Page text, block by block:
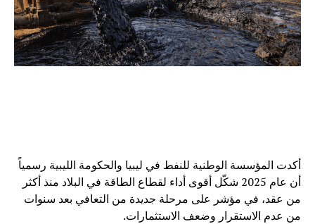
أكدت المؤسسة الوطنية للنفط في ليبيا والحكومة الليبية رسمياً
أن عام 2025 شكّل أقوى أداء لقطاع الطاقة في البلاد منذ أكثر
من عقد، في مؤشر على مرحلة جديدة من التعافي بعد سنوات
من عدم الاستقرار وضعف الاستثمارات.